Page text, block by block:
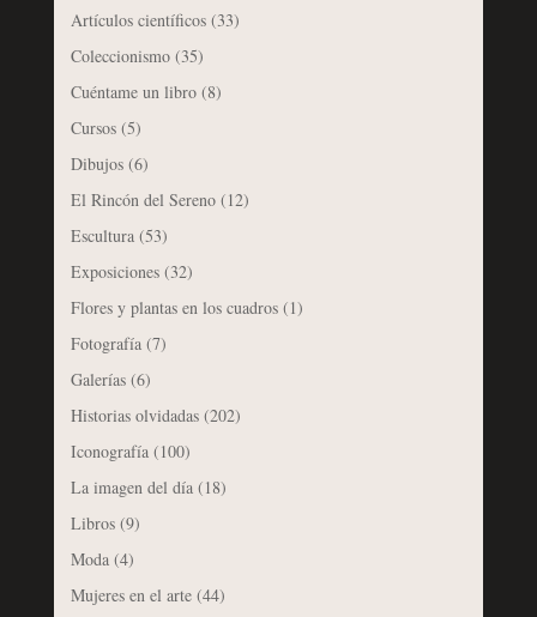
Artículos científicos(33)
Coleccionismo(35)
Cuéntame un libro(8)
Cursos(5)
Dibujos(6)
El Rincón del Sereno(12)
Escultura(53)
Exposiciones(32)
Flores y plantas en los cuadros(1)
Fotografía(7)
Galerías(6)
Historias olvidadas(202)
Iconografía(100)
La imagen del día(18)
Libros(9)
Moda(4)
Mujeres en el arte(44)